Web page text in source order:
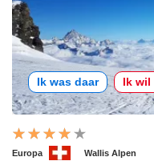
Ik was daar Ik wil
Europa Wallis Alpen